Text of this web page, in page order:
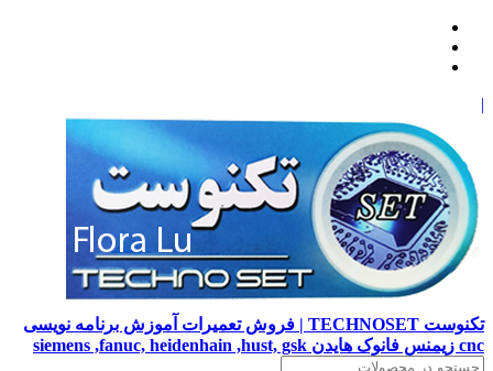
|
تکنوست TECHNOSET | فروش تعمیرات آموزش برنامه نویسی
cnc زیمنس فانوک هایدن siemens ,fanuc, heidenhain ,hust, gsk